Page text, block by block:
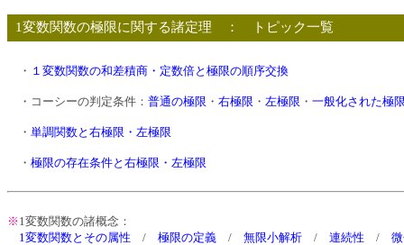
1変数関数の極限に関する諸定理 ： トピック一覧
・ １変数関数の和差積商・定数倍と極限の順序交換
・コーシーの判定条件： 普通の極限 ・ 右極限 ・ 左極限 ・ 一般化された極
・ 単調関数と右極限・左極限
・ 極限の存在条件と右極限・左極限
※ 1変数関数の諸概念：
1変数関数とその属性 / 極限の定義 / 無限小解析 / 連続性 /